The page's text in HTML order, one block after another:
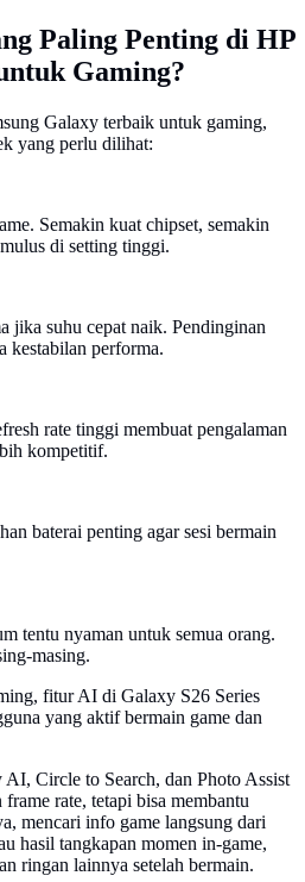
Paling Penting di HP
Gaming?
Galaxy terbaik untuk gaming,
yang perlu dilihat:
Semakin kuat chipset, semakin
di setting tinggi.
jika suhu cepat naik. Pendinginan
kestabilan performa.
rate tinggi membuat pengalaman
kompetitif.
baterai penting agar sesi bermain
tentu nyaman untuk semua orang.
masing.
fitur AI di Galaxy S26 Series
yang aktif bermain game dan
Circle to Search, dan Photo Assist
rate, tetapi bisa membantu
mencari info game langsung dari
hasil tangkapan momen in-game,
ringan lainnya setelah bermain.